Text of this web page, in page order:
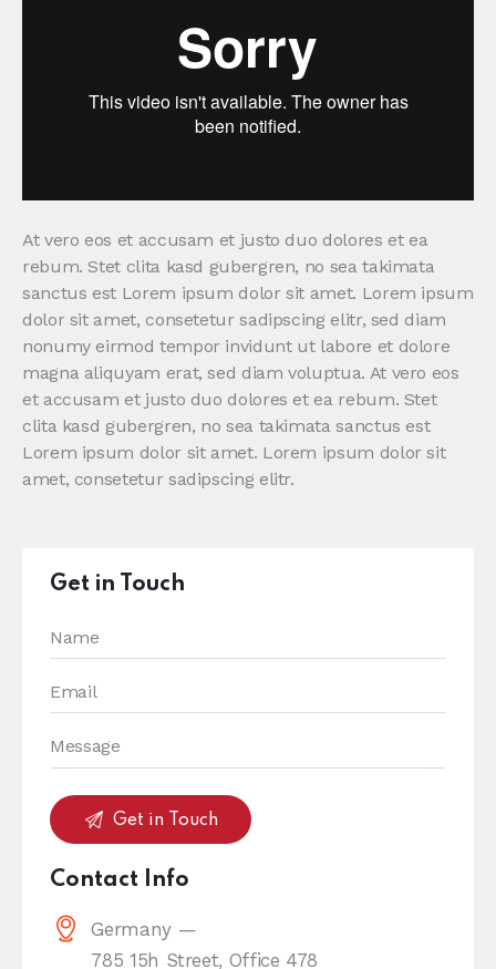
At vero eos et accusam et justo duo dolores et ea
rebum. Stet clita kasd gubergren, no sea takimata
sanctus est Lorem ipsum dolor sit amet. Lorem ipsum
dolor sit amet, consetetur sadipscing elitr, sed diam
nonumy eirmod tempor invidunt ut labore et dolore
magna aliquyam erat, sed diam voluptua. At vero eos
et accusam et justo duo dolores et ea rebum. Stet
clita kasd gubergren, no sea takimata sanctus est
Lorem ipsum dolor sit amet. Lorem ipsum dolor sit
amet, consetetur sadipscing elitr.
Get in Touch
Contact Info
Germany —
785 15h Street, Office 478